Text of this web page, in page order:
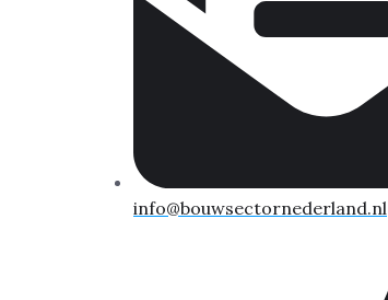
info@bouwsectornederland.nl